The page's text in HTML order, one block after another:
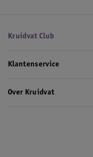
Kruidvat Club
Klantenservice
Over Kruidvat